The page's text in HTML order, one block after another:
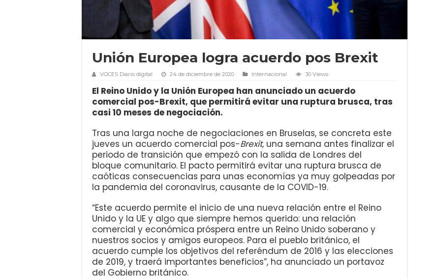
Unión Europea logra acuerdo pos Brexit
VOCES Diario digital 24 de diciembre de 2020 Internacional 30 Views
El Reino Unido y la Unión Europea han anunciado un acuerdo
comercial pos-Brexit, que permitirá evitar una ruptura brusca, tras
casi 10 meses de negociación.
Tras una larga noche de negociaciones en Bruselas, se concreta este
jueves un acuerdo comercial pos-Brexit, una semana antes finalizar el
periodo de transición que empezó con la salida de Londres del
bloque comunitario. El pacto permitirá evitar una ruptura brusca de
caóticas consecuencias para unas economías ya muy golpeadas por
la pandemia del coronavirus, causante de la COVID-19.
“Este acuerdo permite el inicio de una nueva relación entre el Reino
Unido y la UE y algo que siempre hemos querido: una relación
comercial y económica próspera entre un Reino Unido soberano y
nuestros socios y amigos europeos. Para el pueblo británico, el
acuerdo cumple los objetivos del referéndum de 2016 y las elecciones
de 2019, y traerá importantes beneficios”, ha anunciado un portavoz
del Gobierno británico.